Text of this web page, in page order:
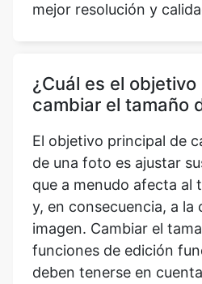
mejor resolución y
¿Cuál es el
cambiar el tamaño
El objetivo principal de
de una foto es ajustar
que a menudo afecta al
y, en consecuencia, a la
imagen. Cambiar el
funciones de edición
deben tenerse en